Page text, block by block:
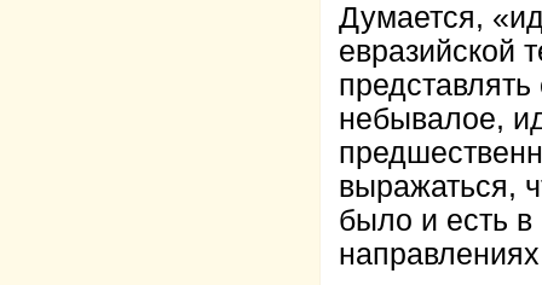
Думается,
евразийской
небывалое,
выражаться,
было и есть в